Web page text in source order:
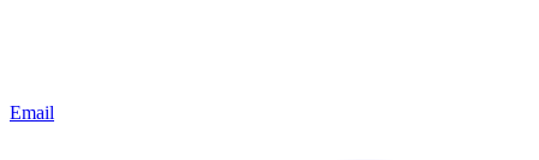
Email